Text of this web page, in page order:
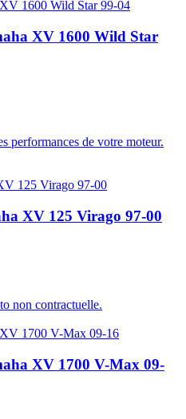
XV 1600 Wild Star
performances de votre moteur.
XV 125 Virago 97-00
non contractuelle.
XV 1700 V-Max 09-